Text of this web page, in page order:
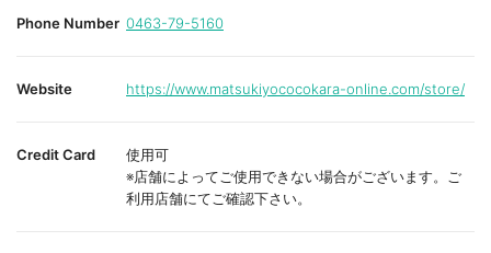
Phone Number 0463-79-5160
Website https://www.matsukiyococokara-online.com/store/
Credit Card
使用可
※店舗によってご使用できない場合がございます。ご
利用店舗にてご確認下さい。